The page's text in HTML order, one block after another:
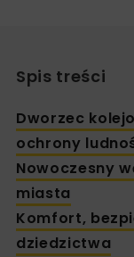
Spis treści
Dworzec
ochrony
Nowoczesny
miasta
Komfort,
dziedzictwa